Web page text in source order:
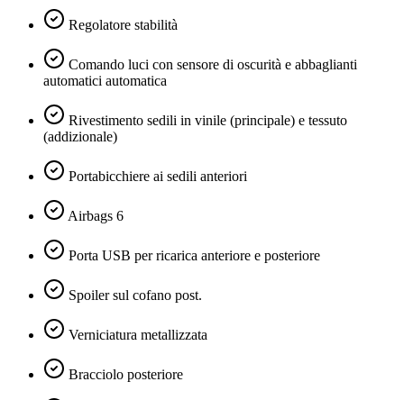
Regolatore stabilità
Comando luci con sensore di oscurità e abbaglianti
automatici automatica
Rivestimento sedili in vinile (principale) e tessuto
(addizionale)
Portabicchiere ai sedili anteriori
Airbags 6
Porta USB per ricarica anteriore e posteriore
Spoiler sul cofano post.
Verniciatura metallizzata
Bracciolo posteriore